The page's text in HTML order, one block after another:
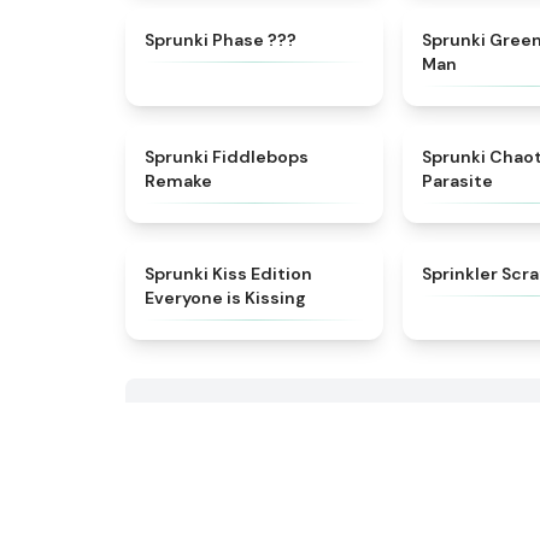
Sprunki Phase ???
Sprunki
Man
Sprunki Fiddlebops
Remake
Sprunki
Parasite
Sprunki Kiss Edition
Everyone is Kissing
Sprinkler